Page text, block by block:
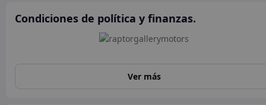
Condiciones de política y finanzas.
Ver más